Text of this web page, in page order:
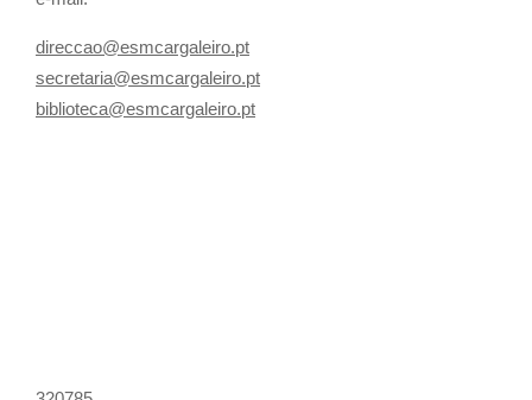
direccao@esmcargaleiro.pt
secretaria@esmcargaleiro.pt
biblioteca@esmcargaleiro.pt